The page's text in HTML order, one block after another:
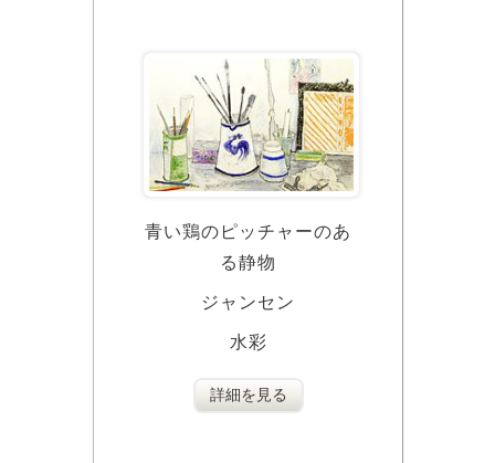
青い鶏のピッチャーのあ
る静物
ジャンセン
水彩
詳細を見る